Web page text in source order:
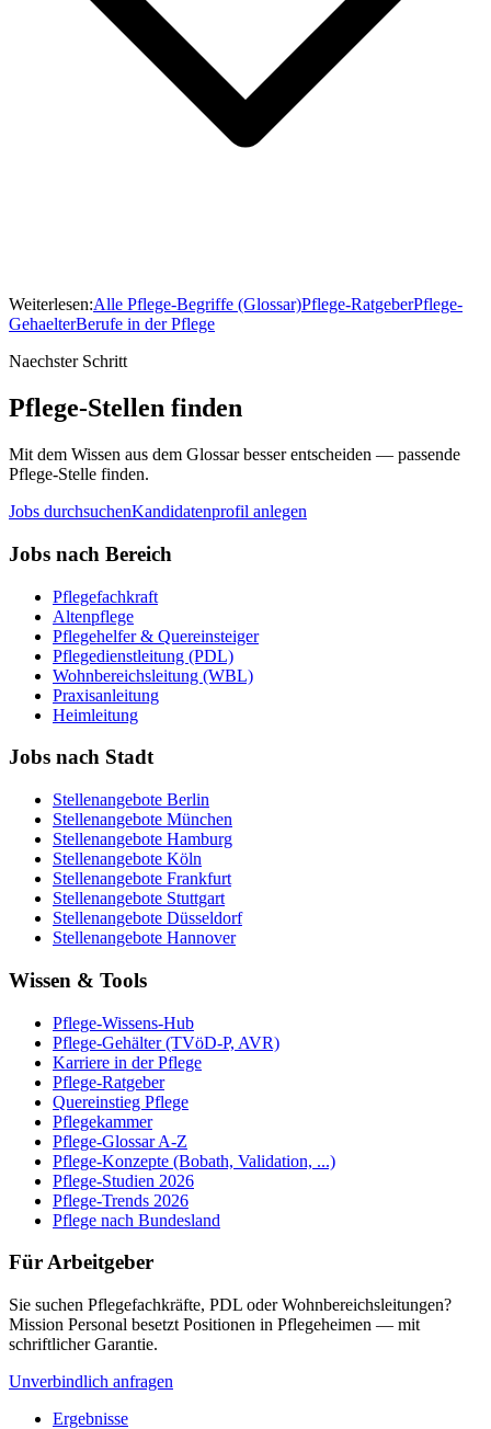
Weiterlesen:Alle Pflege-Begriffe (Glossar)Pflege-RatgeberPflege-
GehaelterBerufe in der Pflege
Naechster Schritt
Pflege-Stellen finden
Mit dem Wissen aus dem Glossar besser entscheiden — passende
Pflege-Stelle finden.
Jobs durchsuchenKandidatenprofil anlegen
Jobs nach Bereich
Pflegefachkraft
Altenpflege
Pflegehelfer & Quereinsteiger
Pflegedienstleitung (PDL)
Wohnbereichsleitung (WBL)
Praxisanleitung
Heimleitung
Jobs nach Stadt
Stellenangebote Berlin
Stellenangebote München
Stellenangebote Hamburg
Stellenangebote Köln
Stellenangebote Frankfurt
Stellenangebote Stuttgart
Stellenangebote Düsseldorf
Stellenangebote Hannover
Wissen & Tools
Pflege-Wissens-Hub
Pflege-Gehälter (TVöD-P, AVR)
Karriere in der Pflege
Pflege-Ratgeber
Quereinstieg Pflege
Pflegekammer
Pflege-Glossar A-Z
Pflege-Konzepte (Bobath, Validation, ...)
Pflege-Studien 2026
Pflege-Trends 2026
Pflege nach Bundesland
Für Arbeitgeber
Sie suchen Pflegefachkräfte, PDL oder Wohnbereichsleitungen?
Mission Personal besetzt Positionen in Pflegeheimen — mit
schriftlicher Garantie.
Unverbindlich anfragen
Ergebnisse